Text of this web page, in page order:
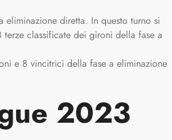
eliminazione diretta. In questo turno si
classificate dei gironi della fase a
e 8 vincitrici della fase a eliminazione
2023